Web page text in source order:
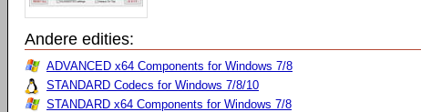
Andere edities:
ADVANCED x64 Components for Windows 7/8
STANDARD Codecs for Windows 7/8/10
STANDARD x64 Components for Windows 7/8